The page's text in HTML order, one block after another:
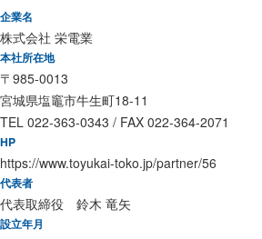
企業名
株式会社 栄電業
本社所在地
〒985-0013
宮城県塩竈市牛生町18-11
TEL 022-363-0343 / FAX 022-364-2071
HP
https://www.toyukai-toko.jp/partner/56
代表者
代表取締役 鈴木 竜矢
設立年月